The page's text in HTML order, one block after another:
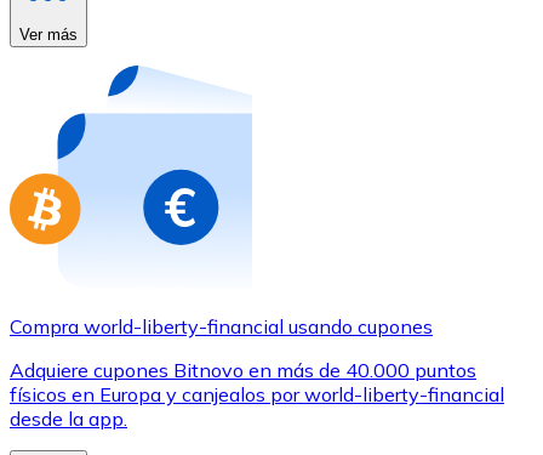
Ir a la tienda de tarjetas regalo
Ver más
Compra world-liberty-financial usando cupones
Adquiere cupones Bitnovo en más de 40.000 puntos
físicos en Europa y canjealos por world-liberty-financial
desde la app.